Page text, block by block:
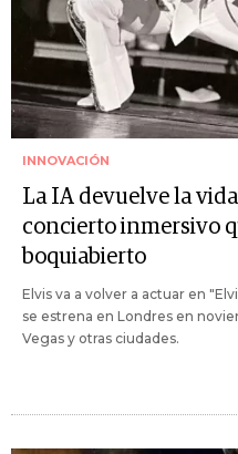
INNOVACIÓN
La IA devuelve la
concierto inmersivo
boquiabierto
Elvis va a volver a actuar en
se estrena en Londres en
Vegas y otras ciudades.